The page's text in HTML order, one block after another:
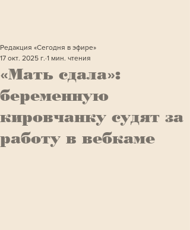
«Мать сдала»:
беременную
кировчанку судят за
работу в вебкаме
Редакция «Сегодня в эфире»
17 окт. 2025 г. 1 мин. чтения